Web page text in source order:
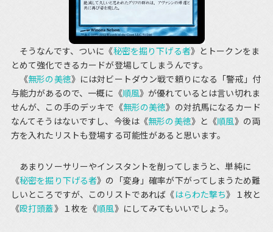
そうなんです、ついに《秘密を掘り下げる者》とトークンをま
とめて強化できるカードが登場してしまうんです。
《無形の美徳》には対ビートダウン戦で頼りになる「警戒」付
与能力があるので、一概に《順風》が優れているとは言い切れま
せんが、この手のデッキで《無形の美徳》の対抗馬になるカード
なんてそうはないですし、今後は《無形の美徳》と《順風》の両
方を入れたリストも登場する可能性があると思います。
あまりソーサリーやインスタントを削ってしまうと、単純に
《秘密を掘り下げる者》の「変身」確率が下がってしまうため難
しいところですが、このリストであれば《はらわた撃ち》１枚と
《殴打頭蓋》１枚を《順風》にしてみてもいいでしょう。